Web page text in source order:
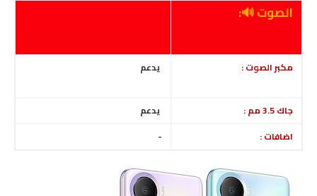
الصوت 🔊:
مكبر الصوت : يدعم
جاك 3.5 مم :
يدعم
اضافات :
-